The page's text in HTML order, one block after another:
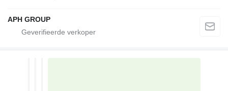
APH GROUP